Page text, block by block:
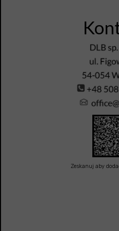
Zeskanuj aby